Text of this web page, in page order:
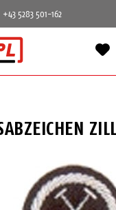
+43 5283 501-162